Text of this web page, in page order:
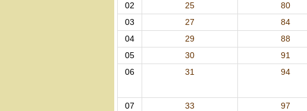
02
25 80
03
27 84
04
29 88
05
30 91
06
31 94
07 33 97